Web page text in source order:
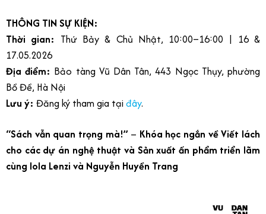
THÔNG TIN SỰ KIỆN:
Thời gian: Thứ Bảy & Chủ Nhật, 10:00–16:00 | 16 &
17.05.2026
Địa điểm: Bảo tàng Vũ Dân Tân, 443 Ngọc Thụy, phường
Bồ Đề, Hà Nội
Lưu ý: Đăng ký tham gia tại đây.
“Sách vẫn quan trọng mà!” – Khóa học ngắn về Viết lách
cho các dự án nghệ thuật và Sản xuất ấn phẩm triển lãm
cùng Iola Lenzi và Nguyễn Huyền Trang